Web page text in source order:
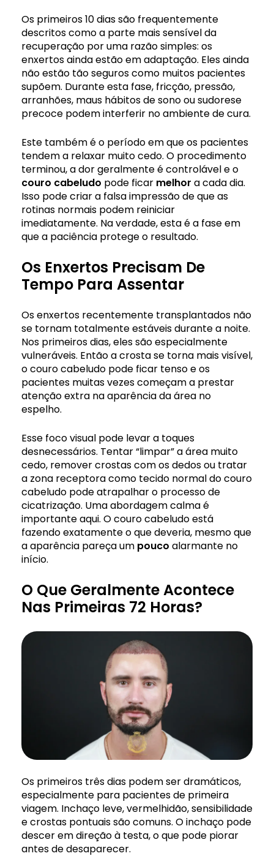
Os primeiros 10 dias são frequentemente
descritos como a parte mais sensível da
recuperação por uma razão simples: os
enxertos ainda estão em adaptação. Eles ainda
não estão tão seguros como muitos pacientes
supõem. Durante esta fase, fricção, pressão,
arranhões, maus hábitos de sono ou sudorese
precoce podem interferir no ambiente de cura.
Este também é o período em que os pacientes
tendem a relaxar muito cedo. O procedimento
terminou, a dor geralmente é controlável e o
couro cabeludo pode ficar melhor a cada dia.
Isso pode criar a falsa impressão de que as
rotinas normais podem reiniciar
imediatamente. Na verdade, esta é a fase em
que a paciência protege o resultado.
Os Enxertos Precisam De
Tempo Para Assentar
Os enxertos recentemente transplantados não
se tornam totalmente estáveis ​​durante a noite.
Nos primeiros dias, eles são especialmente
vulneráveis. Então a crosta se torna mais visível,
o couro cabeludo pode ficar tenso e os
pacientes muitas vezes começam a prestar
atenção extra na aparência da área no
espelho.
Esse foco visual pode levar a toques
desnecessários. Tentar “limpar” a área muito
cedo, remover crostas com os dedos ou tratar
a zona receptora como tecido normal do couro
cabeludo pode atrapalhar o processo de
cicatrização. Uma abordagem calma é
importante aqui. O couro cabeludo está
fazendo exatamente o que deveria, mesmo que
a aparência pareça um pouco alarmante no
início.
O Que Geralmente Acontece
Nas Primeiras 72 Horas?
Os primeiros três dias podem ser dramáticos,
especialmente para pacientes de primeira
viagem. Inchaço leve, vermelhidão, sensibilidade
e crostas pontuais são comuns. O inchaço pode
descer em direção à testa, o que pode piorar
antes de desaparecer.